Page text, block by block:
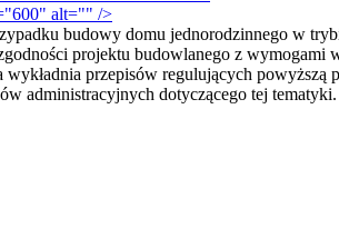
alt="" />
budowy domu jednorodzinnego w
projektu budowlanego z wymogami
przepisów regulujących powyższą
administracyjnych dotyczącego tej tematyki.